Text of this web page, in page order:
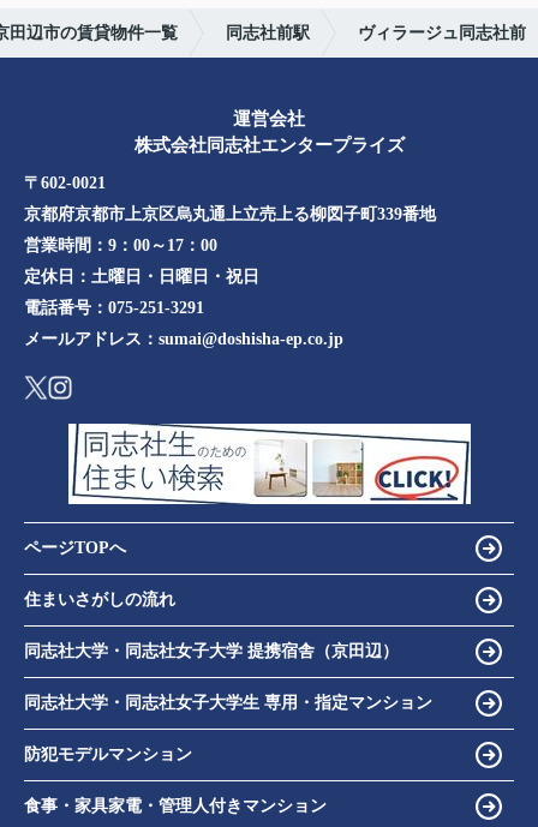
田辺市の賃貸物件一覧 同志社前駅 ヴィラージュ同志社前
運営会社
株式会社同志社エンタープライズ
〒602-0021
京都府京都市上京区烏丸通上立売上る柳図子町339番地​​
営業時間： 9：00～17：00
定休日： 土曜日・日曜日・祝日
電話番号： 075-251-3291
メールアドレス： sumai@doshisha-ep.co.jp
ページTOPへ
住まいさがしの流れ
同志社大学・同志社女子大学 提携宿舎（京田辺）
同志社大学・同志社女子大学生 専用・指定マンション
防犯モデルマンション
食事・家具家電・管理人付きマンション